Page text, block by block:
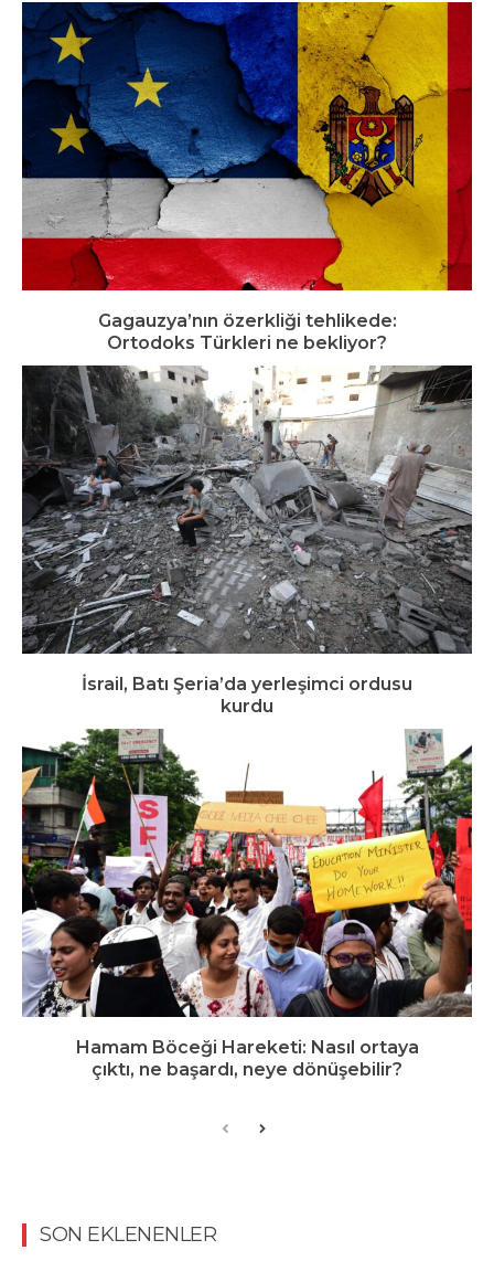
Gagauzya’nın özerkliği tehlikede:
Ortodoks Türkleri ne bekliyor?
İsrail, Batı Şeria’da yerleşimci ordusu
kurdu
Hamam Böceği Hareketi: Nasıl ortaya
çıktı, ne başardı, neye dönüşebilir?
SON EKLENENLER